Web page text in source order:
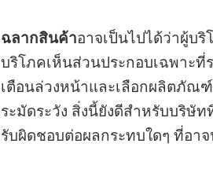
ฉลากสินค้าอาจเป็นไปได้ว่าผู้บ
บริโภคเห็นส่วนประกอบเฉพาะ
เตือนล่วงหน้าและเลือกผลิตภั
ระมัดระวัง สิ่งนี้ยังดีสำหรับบริ
รับผิดชอบต่อผลกระทบใดๆ ที่อา